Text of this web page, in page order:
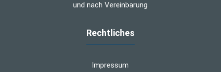
und nach Vereinbarung
Rechtliches
Impressum